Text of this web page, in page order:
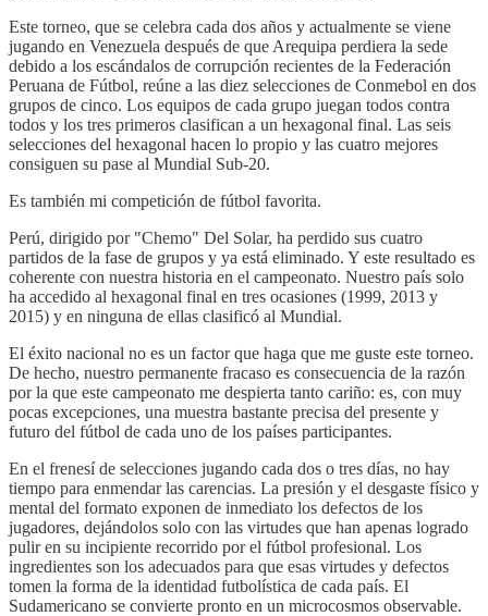
Este torneo, que se celebra cada dos años y actualmente se viene
jugando en Venezuela después de que Arequipa perdiera la sede
debido a los escándalos de corrupción recientes de la Federación
Peruana de Fútbol, reúne a las diez selecciones de Conmebol en dos
grupos de cinco. Los equipos de cada grupo juegan todos contra
todos y los tres primeros clasifican a un hexagonal final. Las seis
selecciones del hexagonal hacen lo propio y las cuatro mejores
consiguen su pase al Mundial Sub-20.
Es también mi competición de fútbol favorita.
Perú, dirigido por "Chemo" Del Solar, ha perdido sus cuatro
partidos de la fase de grupos y ya está eliminado. Y este resultado es
coherente con nuestra historia en el campeonato. Nuestro país solo
ha accedido al hexagonal final en tres ocasiones (1999, 2013 y
2015) y en ninguna de ellas clasificó al Mundial.
El éxito nacional no es un factor que haga que me guste este torneo.
De hecho, nuestro permanente fracaso es consecuencia de la razón
por la que este campeonato me despierta tanto cariño: es, con muy
pocas excepciones, una muestra bastante precisa del presente y
futuro del fútbol de cada uno de los países participantes.
En el frenesí de selecciones jugando cada dos o tres días, no hay
tiempo para enmendar las carencias. La presión y el desgaste físico y
mental del formato exponen de inmediato los defectos de los
jugadores, dejándolos solo con las virtudes que han apenas logrado
pulir en su incipiente recorrido por el fútbol profesional. Los
ingredientes son los adecuados para que esas virtudes y defectos
tomen la forma de la identidad futbolística de cada país. El
Sudamericano se convierte pronto en un microcosmos observable.